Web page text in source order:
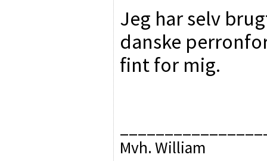
Jeg har selv
danske
fint for mig.
Mvh. William